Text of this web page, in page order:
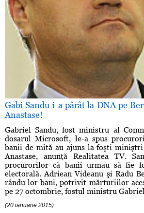
Gabi Sandu i-a pârât la DNA pe
Anastase!
Gabriel Sandu, fost ministru al
dosarul Microsoft, le-a spus
banii de mită au ajuns la foşti
Anastase, anunţă Realitatea TV.
procurorilor că banii urmau să fie
electorală. Adriean Videanu şi Radu
rându lor bani, potrivit mărturiilor
pe 27 octombrie, fostul ministru
(20 ianuarie 2015)